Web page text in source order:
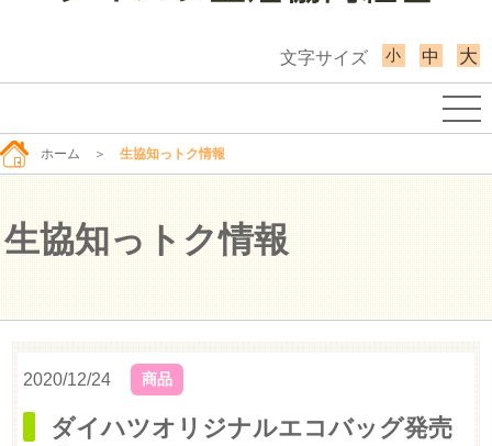
文字サイズ 小 中 大
ホーム ＞ 生協知っトク情報
生協知っトク情報
2020/12/24 商品
ダイハツオリジナルエコバッグ発売